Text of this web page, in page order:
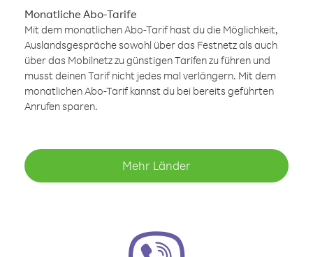
Monatliche Abo-Tarife
Mit dem monatlichen Abo-Tarif hast du die Möglichkeit,
Auslandsgespräche sowohl über das Festnetz als auch
über das Mobilnetz zu günstigen Tarifen zu führen und
musst deinen Tarif nicht jedes mal verlängern. Mit dem
monatlichen Abo-Tarif kannst du bei bereits geführten
Anrufen sparen.
Mehr Länder